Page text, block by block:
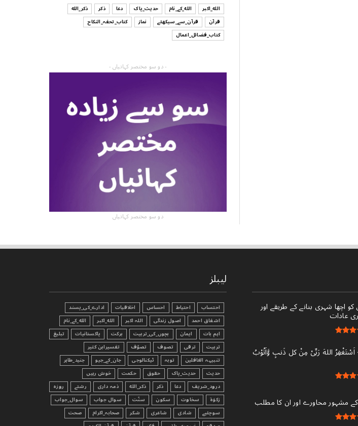
الله_اکبر الله_کے_نام حدیث_پاک دعا ذکر
ذکر_الله
قرآن
قرآن_سے_سیکھئے نماز
کتاب_تحفہ_النکاح
کتاب_فضائل_اعمال
- دو سو مختصر کہانیاں -
دو سو مختصر کہانیاں
اچھا شہری بنانے کے طریقے اور
عادات
دعا - ‎اَسْتَغْفِرُ اللهَ رَبِّىْ مِنْ کل ذَنبٍ وَّاَتُوْبُ
کے مشہور محاورے اور ان کا مطلب
لیبلز
احتساب احتیاط احساس اخلاقیات
ادارے_کی_پسند
اشفاق احمد
اصول زندگی اللہ اکبر الله_اکبر
الله_کے_نام
اہم بات
ایمان بچوں_کی_تربیت برکت پاکستانیات
تبليغ
تربیت
ترقی تصوف تصوّف
تفسیرابن کثیر
تنبیہہ الغافلین
توبہ ٹیکنالوجی جان_کے_جیو
جنید_طاہر
حدیث
حدیث_پاک حقوق حکمت
خوش رہیں
درود_شریف
دعا ذکر ذکر_الله ذمہ داری رشتے
روزہ
زکوٰۃ
سخاوت سکون سنّت سوال جواب
سوال_جواب
سوچئیے
شادی شاعری شکر صحابہ_اکرام
صحت